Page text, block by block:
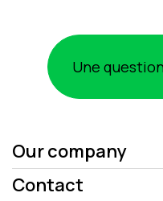
Une
Our company
Contact